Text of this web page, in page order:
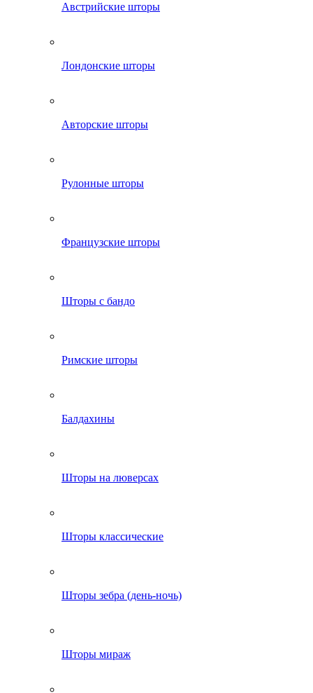
Австрийские шторы
Лондонские шторы
Авторские шторы
Рулонные шторы
Французские шторы
Шторы с бандо
Римские шторы
Балдахины
Шторы на люверсах
Шторы классические
Шторы зебра (день-ночь)
Шторы мираж